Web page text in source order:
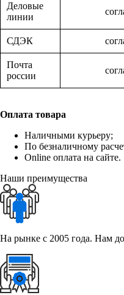
Деловые
линии
СДЭК
Почта
россии
Оплата товара
Наличными курьеру;
По безналичному
Online оплата на сайте.
Наши преимущества
На рынке с 2005 года. Нам